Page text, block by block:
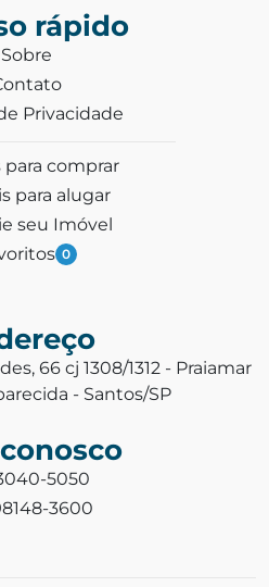
rápido
Sobre
Privacidade
para comprar
para alugar
seu Imóvel
0
66 cj 1308/1312 - Praiamar
- Santos/SP
5050
3600